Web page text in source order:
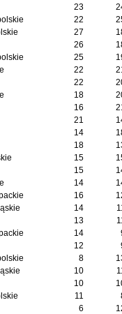
23
22
27
26
25
22
22
18
16
21
14
18
15
15
14
16
14
13
14
12
8
10
10
11
6